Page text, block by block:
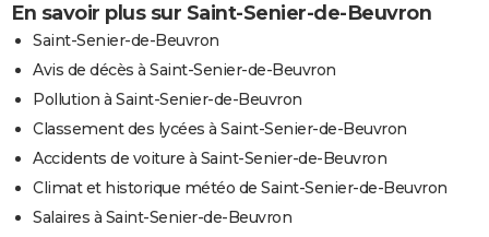
En savoir plus sur Saint-Senier-de-Beuvron
Saint-Senier-de-Beuvron
Avis de décès à Saint-Senier-de-Beuvron
Pollution à Saint-Senier-de-Beuvron
Classement des lycées à Saint-Senier-de-Beuvron
Accidents de voiture à Saint-Senier-de-Beuvron
Climat et historique météo de Saint-Senier-de-Beuvron
Salaires à Saint-Senier-de-Beuvron